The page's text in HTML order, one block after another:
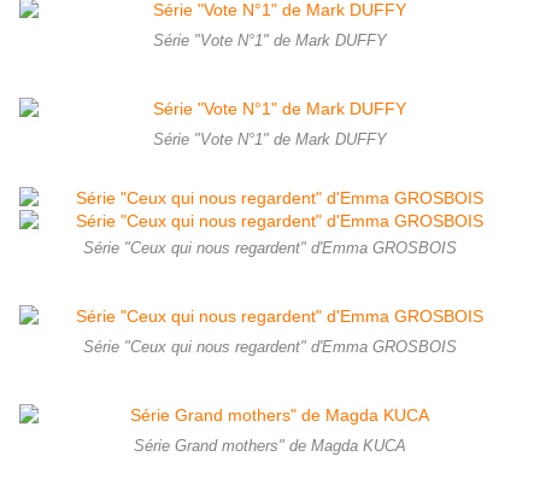
Série "Vote N°1" de Mark DUFFY
Série "Vote N°1" de Mark DUFFY
Série "Ceux qui nous regardent" d'Emma GROSBOIS
Série "Ceux qui nous regardent" d'Emma GROSBOIS
Série Grand mothers" de Magda KUCA